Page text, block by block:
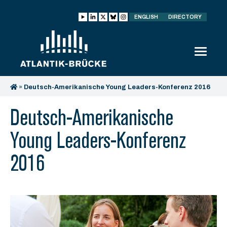
ENGLISH DIRECTORY
» Deutsch-Amerikanische Young Leaders-Konferenz 2016
Deutsch-Amerikanische
Young Leaders-Konferenz
2016